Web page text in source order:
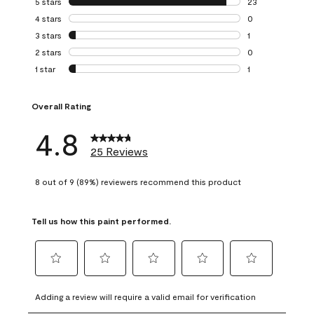
23 reviews with
4 stars stars
0
0 reviews with 4
3 stars stars
1
1 review with 3
2 stars stars
0
0 reviews with 2
1 star stars
1
Overall Rating
4.8 25 Reviews
8 out of 9 (89%) reviewers recommend this product
Tell us how this paint performed.
to
rate
to
rate
to
rate
to
rate
to
rate
Adding a review will require a valid email for verification